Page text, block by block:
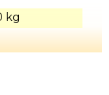
kg